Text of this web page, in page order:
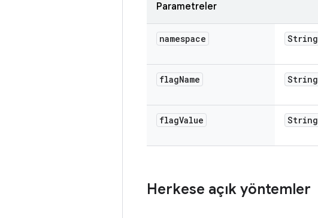
Parametreler
namespace String
flagName String
flagValue String
Herkese açık yöntemler